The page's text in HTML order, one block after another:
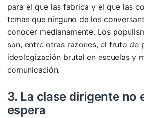
para el que las fabrica y el que las
temas que ninguno de los
conocer medianamente. Los
son, entre otras razones, el fruto de
ideologización brutal en escuelas y
comunicación.
3. La clase dirigente no
espera